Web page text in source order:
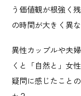
う価値観が根強く
の時間が大きく異
異性カップルや夫
くと「自然と」女
疑問に感じたこと